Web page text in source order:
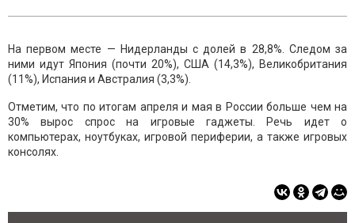
На первом месте — Нидерланды с долей в 28,8%. Следом за
ними идут Япония (почти 20%), США (14,3%), Великобритания
(11%), Испания и Австралия (3,3%).
Отметим, что по итогам апреля и мая в России больше чем на
30% вырос спрос на игровые гаджеты. Речь идет о
компьютерах, ноутбуках, игровой периферии, а также игровых
консолях.